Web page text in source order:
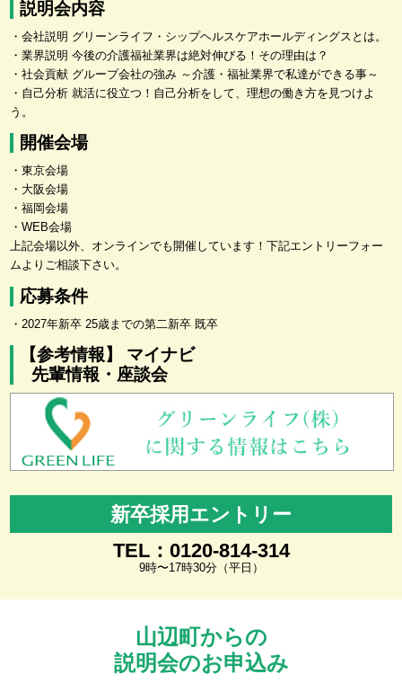
説明会内容
・会社説明 グリーンライフ・シップヘルスケアホールディングスとは。
・業界説明 今後の介護福祉業界は絶対伸びる！その理由は？
・社会貢献 グループ会社の強み ～介護・福祉業界で私達ができる事～
・自己分析 就活に役立つ！自己分析をして、理想の働き方を見つけよ
う。
開催会場
・東京会場
・大阪会場
・福岡会場
・WEB会場
上記会場以外、オンラインでも開催しています！下記エントリーフォー
ムよりご相談下さい。
応募条件
・2027年新卒 25歳までの第二新卒 既卒
【参考情報】 マイナビ
先輩情報・座談会
新卒採用エントリー
TEL：0120-814-314
9時〜17時30分（平日）
山辺町からの
説明会のお申込み